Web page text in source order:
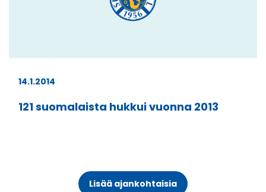
14.1.2014
121 suomalaista hukkui vuonna 2013
Lisää ajankohtaisia